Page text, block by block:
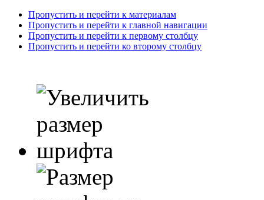
Пропустить и перейти к материалам
Пропустить и перейти к главной навигации
Пропустить и перейти к первому столбцу
Пропустить и перейти ко второму столбцу